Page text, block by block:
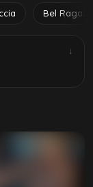
la vera Bel
↓